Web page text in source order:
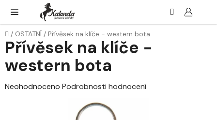
obsah
Domů
/ OSTATNÍ / Přívěsek na klíče - western bota
Přívěsek na klíče -
western bota
Průměrné
Neohodnoceno Podrobnosti hodnocení